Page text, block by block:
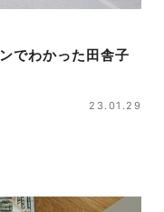
でわかった田舎子
23.01.29